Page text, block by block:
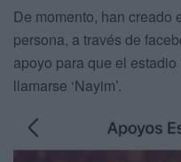
De momento, han creado
persona, a través de
apoyo para que el estadio
llamarse ‘Nayim’.